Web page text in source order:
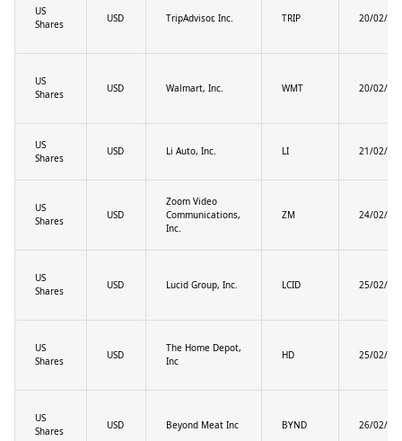
US
Shares
USD TripAdvisor, Inc. TRIP 20/02/
US
Shares
USD Walmart, Inc. WMT 20/02/
US
Shares
USD Li Auto, Inc. LI 21/02/
US
Shares
USD
Zoom Video
Communications,
Inc.
ZM 24/02/
US
Shares
USD Lucid Group, Inc. LCID 25/02/
US
Shares
USD
The Home Depot,
Inc
HD 25/02/
US
Shares
USD Beyond Meat Inc BYND 26/02/